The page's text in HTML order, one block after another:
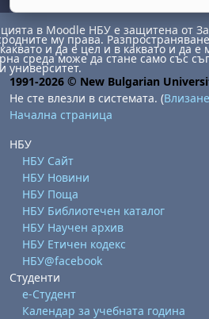
1 август
неделя, 2 август
август
август
15 август
неделя, 16 август
август
август
22 август
неделя, 23 август
август
август
29 август
неделя, 30 август
в Moodle НБУ е защитена от
му права.
и да е цел и в каквато и да е
среда може да стане само със
университет.
1991-2026 © New Bulgarian
Не сте влезли в системата. (Влизане
Начална страница
НБУ
НБУ Сайт
НБУ Новини
НБУ Поща
НБУ Библиотечен каталог
НБУ Научен архив
НБУ Етичен кодекс
НБУ@facebook
Студенти
е-Студент
Календар за учебната година